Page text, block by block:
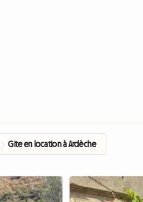
› Gite en location à Ardèche